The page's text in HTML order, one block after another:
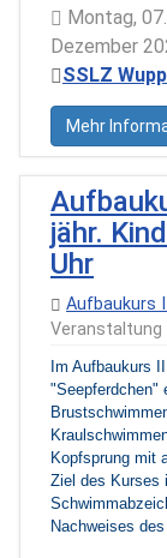
Montag,
Dezember
SSLZ
Mehr
jähr.
Uhr
Aufbaukurs II
Im Aufbaukurs
"Seepferdchen"
Kopfsprung mit
Ziel des Kurses
Nachweises